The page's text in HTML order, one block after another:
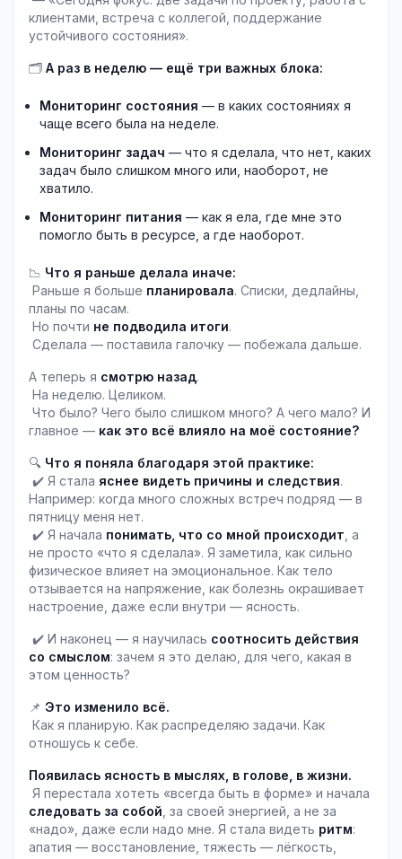
клиентами, встреча с коллегой, поддержание
устойчивого состояния».
🗂️ А раз в неделю — ещё три важных блока:
Мониторинг состояния — в каких состояниях я
чаще всего была на неделе.
Мониторинг задач — что я сделала, что нет, каких
задач было слишком много или, наоборот, не
хватило.
Мониторинг питания — как я ела, где мне это
помогло быть в ресурсе, а где наоборот.
📉 Что я раньше делала иначе:
Раньше я больше планировала. Списки, дедлайны,
планы по часам.
Но почти не подводила итоги.
Сделала — поставила галочку — побежала дальше.
А теперь я смотрю назад.
На неделю. Целиком.
главное — как это всё влияло на моё состояние?
🔍 Что я поняла благодаря этой практике:
✔️ Я стала яснее видеть причины и следствия.
Например: когда много сложных встреч подряд — в
пятницу меня нет.
✔️ Я начала понимать, что со мной происходит , а
не просто «что я сделала». Я заметила, как сильно
физическое влияет на эмоциональное. Как тело
отзывается на напряжение, как болезнь окрашивает
настроение, даже если внутри — ясность.
✔️ И наконец — я научилась соотносить действия
со смыслом: зачем я это делаю, для чего, какая в
этом ценность?
📌 Это изменило всё.
отношусь к себе.
Появилась ясность в мыслях, в голове, в жизни.
следовать за собой , за своей энергией, а не за
«надо», даже если надо мне. Я стала видеть ритм:
апатия — восстановление, тяжесть — лёгкость,